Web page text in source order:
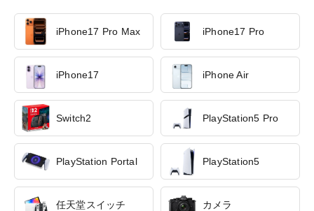
iPhone17 Pro Max iPhone17 Pro
iPhone17 iPhone Air
Switch2 PlayStation5 Pro
PlayStation Portal PlayStation5
任天堂スイッチ カメラ